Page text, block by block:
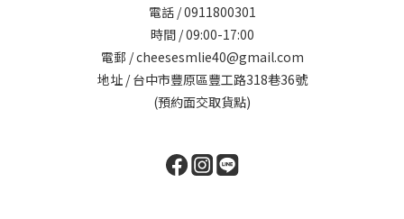
電話 / 0911800301
時間 / 09:00-17:00
電郵 / cheesesmlie40@gmail.com
地址 / 台中市豐原區豐工路318巷36號
(預約面交取貨點)